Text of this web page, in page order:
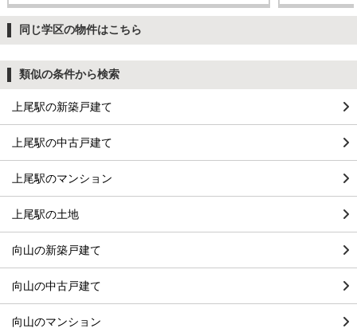
同じ学区の物件はこちら
類似の条件から検索
上尾駅の新築戸建て
上尾駅の中古戸建て
上尾駅のマンション
上尾駅の土地
向山の新築戸建て
向山の中古戸建て
向山のマンション